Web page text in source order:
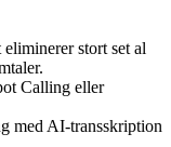
stort set al
Calling eller
med AI-transskription